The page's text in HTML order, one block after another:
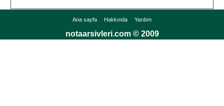
Ana sayfa Hakkında Yardım
notaarsivleri.com © 2009